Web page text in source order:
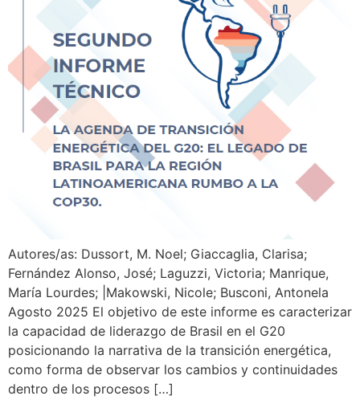
Autores/as: Dussort, M. Noel; Giaccaglia, Clarisa;
Fernández Alonso, José; Laguzzi, Victoria; Manrique,
María Lourdes; |Makowski, Nicole; Busconi, Antonela
Agosto 2025 El objetivo de este informe es caracterizar
la capacidad de liderazgo de Brasil en el G20
posicionando la narrativa de la transición energética,
como forma de observar los cambios y continuidades
dentro de los procesos […]